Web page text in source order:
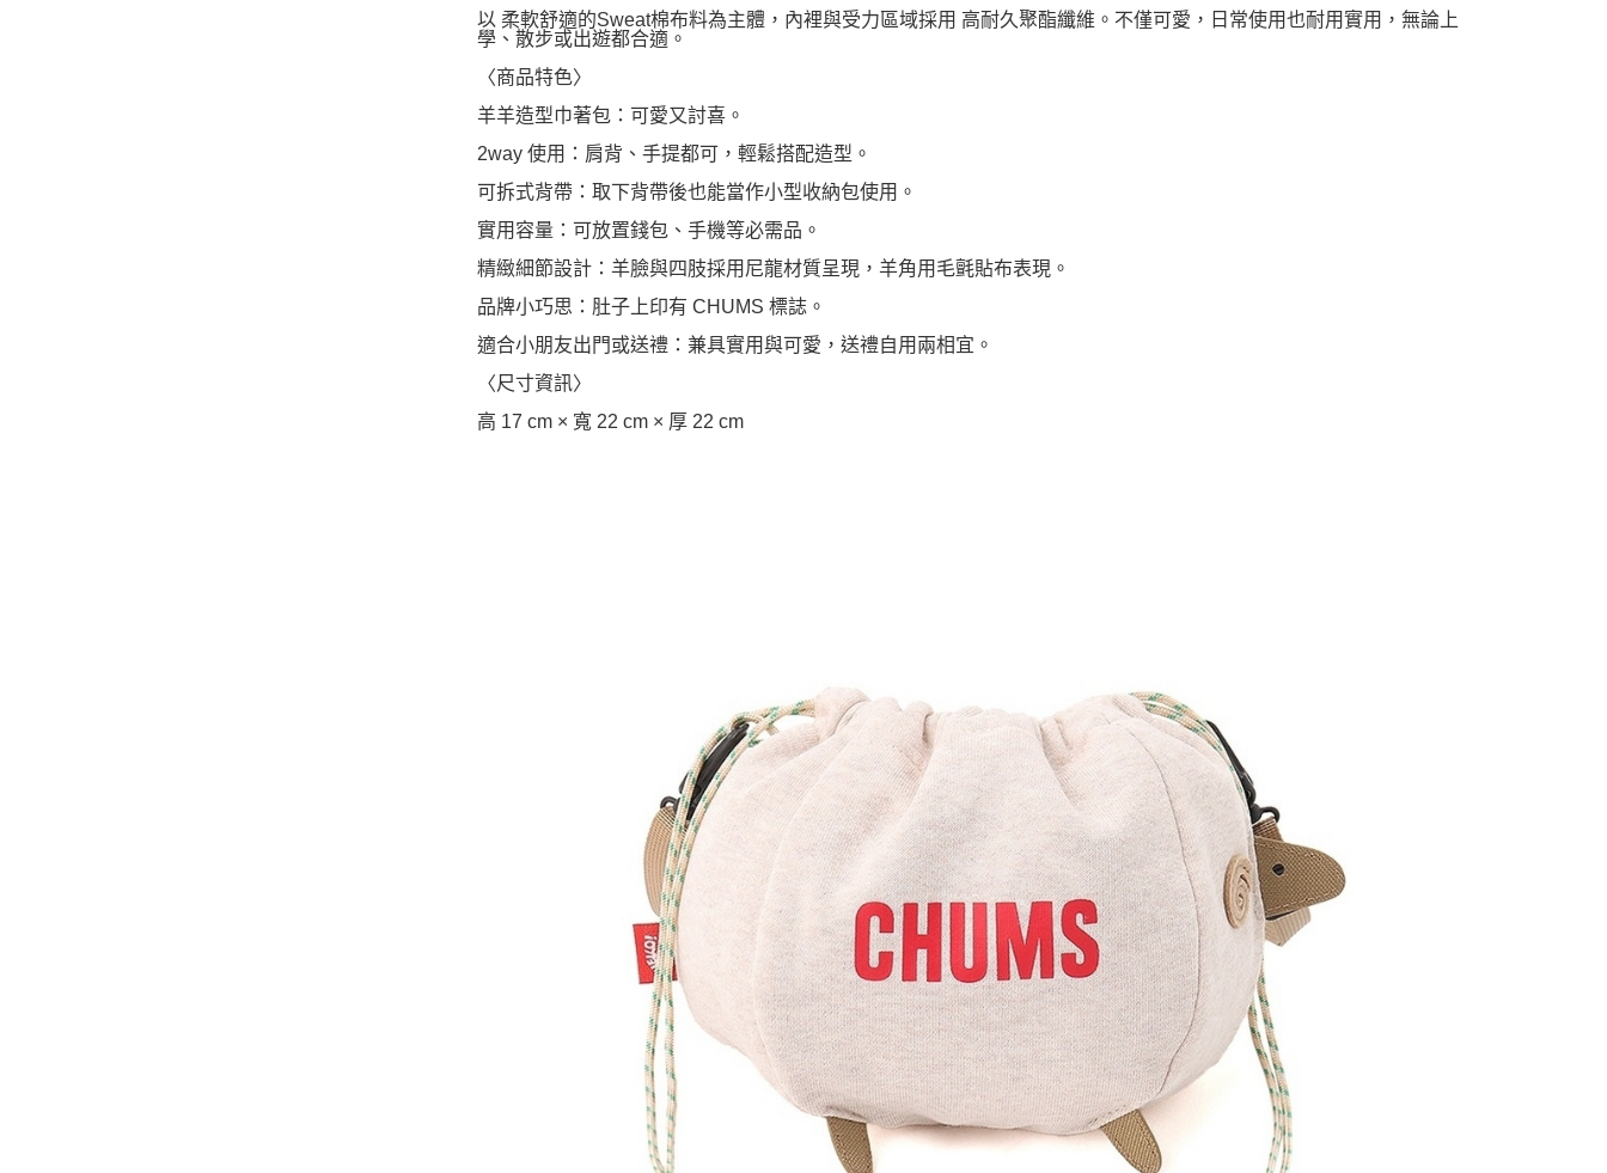
以 柔軟舒適的Sweat棉布料為主體，內裡與受力區域採用 高耐久聚酯纖維。不僅可愛，日常使用也耐用實用，無論上
學、散步或出遊都合適。
〈商品特色〉
羊羊造型巾著包：可愛又討喜。
2way 使用：肩背、手提都可，輕鬆搭配造型。
可拆式背帶：取下背帶後也能當作小型收納包使用。
實用容量：可放置錢包、手機等必需品。
精緻細節設計：羊臉與四肢採用尼龍材質呈現，羊角用毛氈貼布表現。
品牌小巧思：肚子上印有 CHUMS 標誌。
適合小朋友出門或送禮：兼具實用與可愛，送禮自用兩相宜。
〈尺寸資訊〉
高 17 cm × 寬 22 cm × 厚 22 cm